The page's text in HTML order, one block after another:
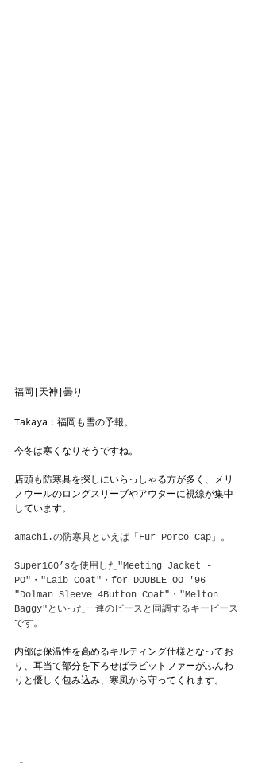
福岡|天神|曇り
Takaya：福岡も雪の予報。
今冬は寒くなりそうですね。
店頭も防寒具を探しにいらっしゃる方が多く、メリ
ノウールのロングスリーブやアウターに視線が集中
しています。
amachi.の防寒具といえば「Fur Porco Cap」。
Super160’sを使用した"Meeting Jacket -
PO"・"Laib Coat"・for DOUBLE OO '96
"Dolman Sleeve 4Button Coat"・"Melton
Baggy"といった一連のピースと同調するキーピース
です。
内部は保温性を高めるキルティング仕様となってお
り、耳当て部分を下ろせばラビットファーがふんわ
りと優しく包み込み、寒風から守ってくれます。